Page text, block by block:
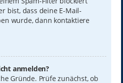
bist, dass deine E-Mail-
wurde, dann kontaktiere
anmelden?
Gründe. Prüfe zunächst, ob